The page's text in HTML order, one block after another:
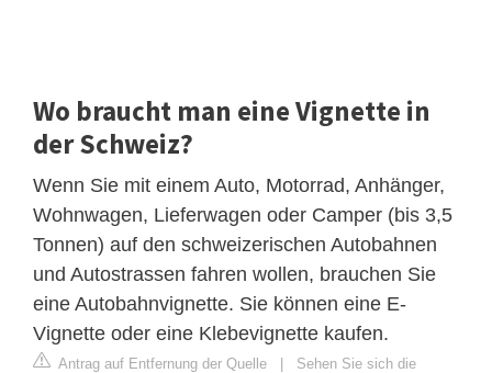
Wo braucht man eine Vignette in
der Schweiz?
Wenn Sie mit einem Auto, Motorrad, Anhänger,
Wohnwagen, Lieferwagen oder Camper (bis 3,5
Tonnen) auf den schweizerischen Autobahnen
und Autostrassen fahren wollen, brauchen Sie
eine Autobahnvignette. Sie können eine E-
Vignette oder eine Klebevignette kaufen.
Antrag auf Entfernung der Quelle | Sehen Sie sich die